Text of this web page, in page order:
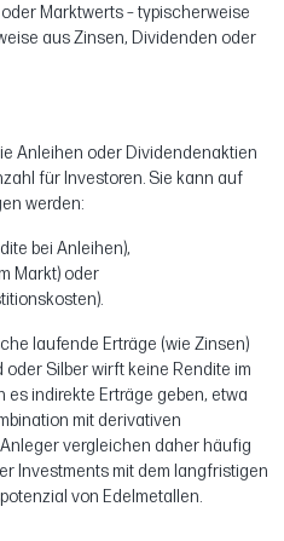
Marktwerts – typischerweise
aus Zinsen, Dividenden oder
Anleihen oder Dividendenaktien
für Investoren. Sie kann auf
werden:
bei Anleihen),
Markt) oder
laufende Erträge (wie Zinsen)
Silber wirft keine Rendite im
es indirekte Erträge geben, etwa
mit derivativen
vergleichen daher häufig
Investments mit dem langfristigen
von Edelmetallen.